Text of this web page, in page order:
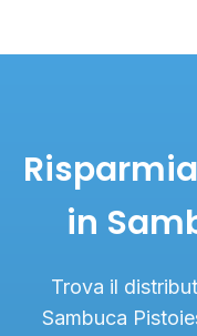
in
Trova il
Sambuca